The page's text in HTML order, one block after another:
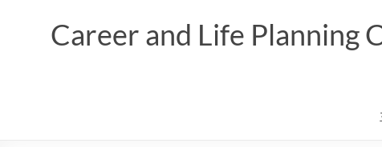
Career and Life Planning